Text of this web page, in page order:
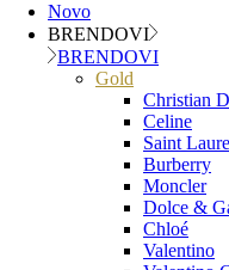
Novo
BRENDOVI
BRENDOVI
Gold
Christian
Celine
Saint
Burberry
Moncler
Dolce &
Chloé
Valentino